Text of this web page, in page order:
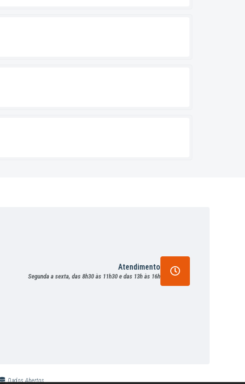
Atendimento
Segunda a sexta, das 8h30 às 11h30 e das 13h às 16h
Dados Abertos